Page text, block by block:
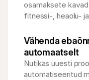
osamaksete
fitnessi-, heaolu-
Vähenda
automaatselt
Nutikas uuesti
automatiseeritud